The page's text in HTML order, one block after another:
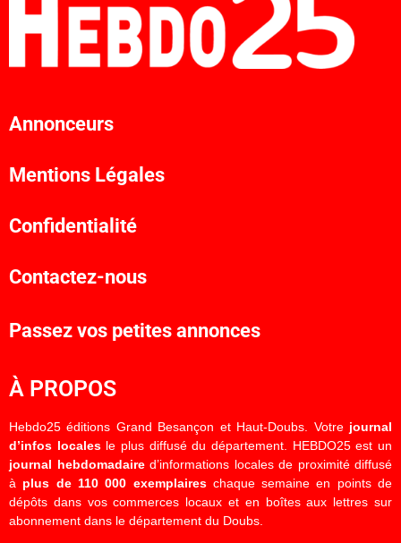
Annonceurs
Mentions Légales
Confidentialité
Contactez-nous
Passez vos petites annonces
À PROPOS
Hebdo25 éditions Grand Besançon et Haut-Doubs. Votre journal
d’infos localesle plus diffusé du département. HEBDO25 est un
journal hebdomadaired’informations locales de proximité diffusé
à plus de 110 000 exemplaireschaque semaine en points de
dépôts dans vos commerces locaux et en boîtes aux lettres sur
abonnement dans le département du Doubs.